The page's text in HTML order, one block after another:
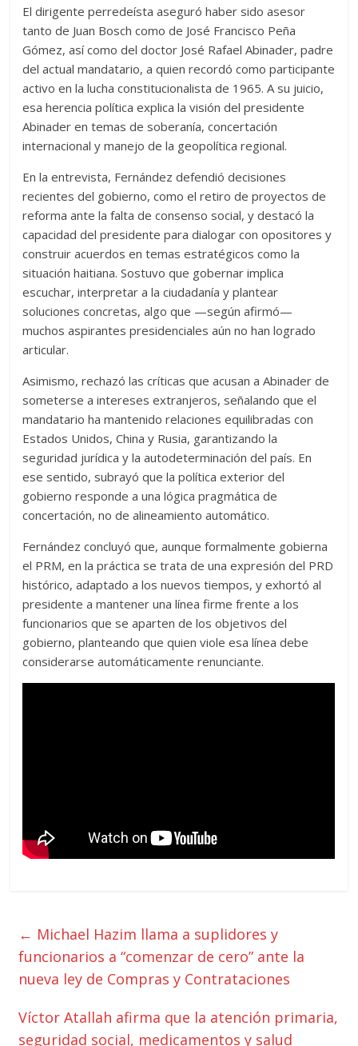
El dirigente perredeísta aseguró haber sido asesor
tanto de Juan Bosch como de José Francisco Peña
Gómez, así como del doctor José Rafael Abinader, padre
del actual mandatario, a quien recordó como participante
activo en la lucha constitucionalista de 1965. A su juicio,
esa herencia política explica la visión del presidente
Abinader en temas de soberanía, concertación
internacional y manejo de la geopolítica regional.
En la entrevista, Fernández defendió decisiones
recientes del gobierno, como el retiro de proyectos de
reforma ante la falta de consenso social, y destacó la
capacidad del presidente para dialogar con opositores y
construir acuerdos en temas estratégicos como la
situación haitiana. Sostuvo que gobernar implica
escuchar, interpretar a la ciudadanía y plantear
soluciones concretas, algo que —según afirmó—
muchos aspirantes presidenciales aún no han logrado
articular.
Asimismo, rechazó las críticas que acusan a Abinader de
someterse a intereses extranjeros, señalando que el
mandatario ha mantenido relaciones equilibradas con
Estados Unidos, China y Rusia, garantizando la
seguridad jurídica y la autodeterminación del país. En
ese sentido, subrayó que la política exterior del
gobierno responde a una lógica pragmática de
concertación, no de alineamiento automático.
Fernández concluyó que, aunque formalmente gobierna
el PRM, en la práctica se trata de una expresión del PRD
histórico, adaptado a los nuevos tiempos, y exhortó al
presidente a mantener una línea firme frente a los
funcionarios que se aparten de los objetivos del
gobierno, planteando que quien viole esa línea debe
considerarse automáticamente renunciante.
← Michael Hazim llama a suplidores y
funcionarios a “comenzar de cero” ante la
nueva ley de Compras y Contrataciones
Víctor Atallah afirma que la atención primaria,
seguridad social, medicamentos y salud